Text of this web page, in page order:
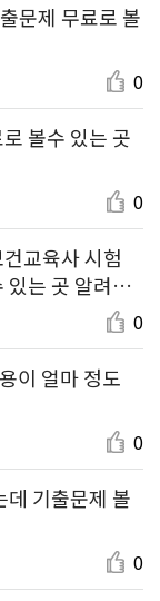
문제 무료로 볼
0
볼수 있는 곳
0
교육사 시험
있는 곳 알려주
0
이 얼마 정도
0
기출문제 볼
0